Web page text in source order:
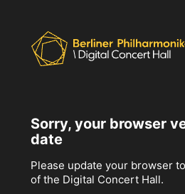
Sorry, your browser
date
Please update your browser
of the Digital Concert Hall.